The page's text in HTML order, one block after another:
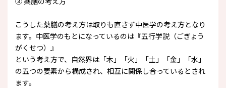
こうした薬膳の考え方は取りも直さず中医学の考え方となり
ます。中医学のもとになっているのは『五行学説（ごぎょう
がくせつ）』
という考え方で、自然界は「木」「火」「土」「金」「水」
の五つの要素から構成され、相互に関係し合っているとされ
ます。